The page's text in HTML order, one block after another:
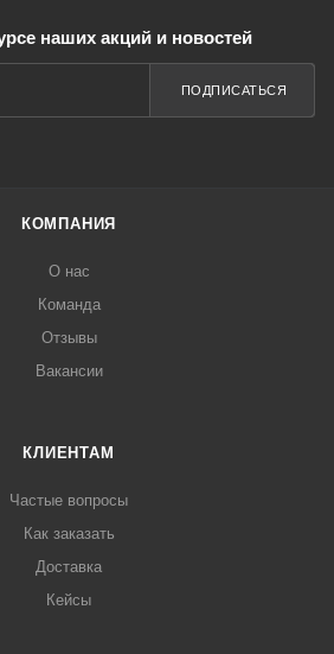
наших акций и новостей
ПОДПИСАТЬСЯ
КОМПАНИЯ
О нас
Команда
Отзывы
Вакансии
КЛИЕНТАМ
Частые вопросы
Как заказать
Доставка
Кейсы